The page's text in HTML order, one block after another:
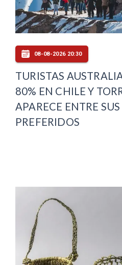
08-08-2026 20:30
TURISTAS
80% EN CHILE Y
APARECE ENTRE
PREFERIDOS